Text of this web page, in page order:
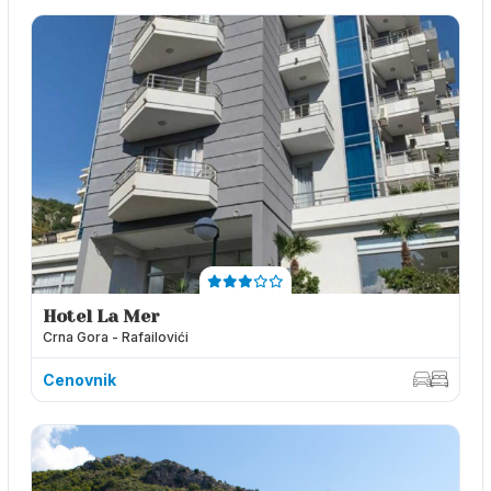
Hotel La Mer
Crna Gora - Rafailovići
Cenovnik